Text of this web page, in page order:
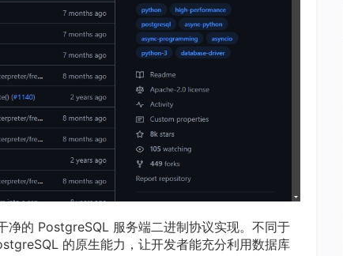
的 PostgreSQL 服务端二进制协议实现。不同于
的原生能力，让开发者能充分利用数据库